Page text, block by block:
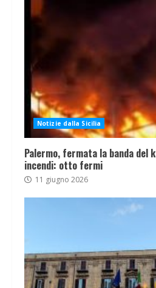
Notizie dalla Sicilia
Palermo, fermata la banda del
incendi: otto fermi
11 giugno 2026